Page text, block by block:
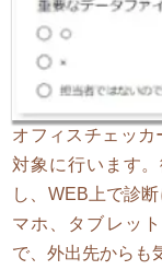
オフィスチェッ
対象に行います
し、WEB上で診
マホ、タブレッ
で、外出先からも